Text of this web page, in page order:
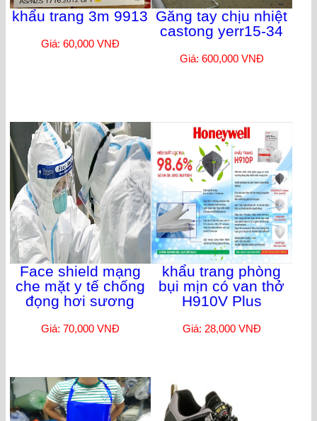
khẩu trang 3m 9913
Giá: 60,000 VNĐ
Găng tay chịu nhiệt
castong yerr15-34
Giá: 600,000 VNĐ
Face shield mạng
che mặt y tế chống
đọng hơi sương
Giá: 70,000 VNĐ
khẩu trang phòng
bụi mịn có van thở
H910V Plus
Giá: 28,000 VNĐ